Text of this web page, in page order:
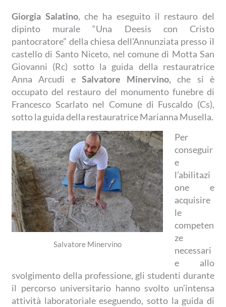
Giorgia Salatino, che ha eseguito il restauro del
dipinto murale “Una Deesis con Cristo
pantocratore” della chiesa dell’Annunziata presso il
castello di Santo Niceto, nel comune di Motta San
Giovanni (Rc) sotto la guida della restauratrice
Anna Arcudi e Salvatore Minervino, che si è
occupato del restauro del monumento funebre di
Francesco Scarlato nel Comune di Fuscaldo (Cs),
sotto la guida della restauratrice Marianna Musella.
Salvatore Minervino
Per
conseguir
e
l’abilitazi
one e
acquisire
le
competen
ze
necessari
e allo
svolgimento della professione, gli studenti durante
il percorso universitario hanno svolto un’intensa
attività laboratoriale eseguendo, sotto la guida di